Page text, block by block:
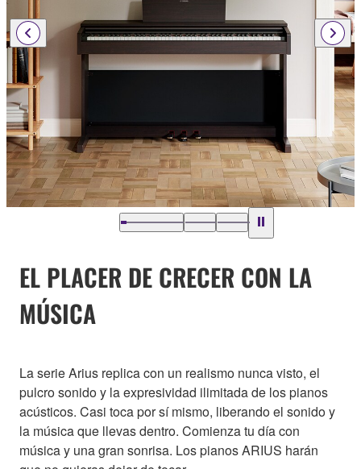
EL PLACER DE CRECER CON LA
MÚSICA
La serie Arius replica con un realismo nunca visto, el
pulcro sonido y la expresividad ilimitada de los pianos
acústicos. Casi toca por sí mismo, liberando el sonido y
la música que llevas dentro. Comienza tu día con
música y una gran sonrisa. Los pianos ARIUS harán